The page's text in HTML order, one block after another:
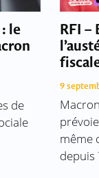
le
de
RFI –
9
même
depuis